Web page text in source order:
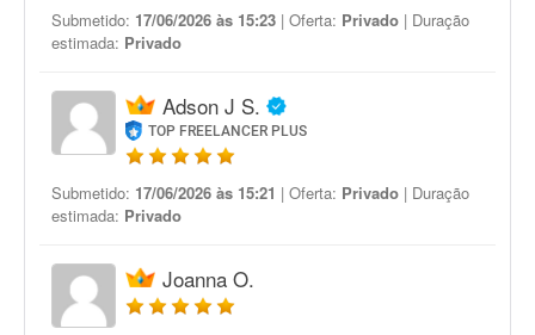
Submetido: 17/06/2026 às 15:23 | Oferta: Privado | Duração
estimada: Privado
Adson J S.
TOP FREELANCER PLUS
Submetido: 17/06/2026 às 15:21 | Oferta: Privado | Duração
estimada: Privado
Joanna O.